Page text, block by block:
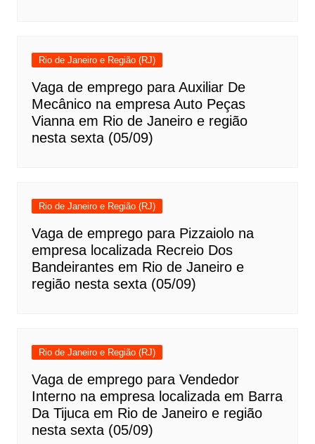
Rio de Janeiro e Região (RJ)
Vaga de emprego para Auxiliar De
Mecânico na empresa Auto Peças
Vianna em Rio de Janeiro e região
nesta sexta (05/09)
Rio de Janeiro e Região (RJ)
Vaga de emprego para Pizzaiolo na
empresa localizada Recreio Dos
Bandeirantes em Rio de Janeiro e
região nesta sexta (05/09)
Rio de Janeiro e Região (RJ)
Vaga de emprego para Vendedor
Interno na empresa localizada em Barra
Da Tijuca em Rio de Janeiro e região
nesta sexta (05/09)